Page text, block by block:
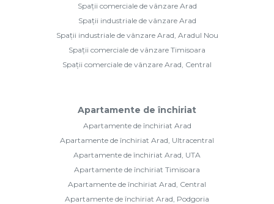
Spații comerciale de vânzare Arad
Spații industriale de vânzare Arad
Spații industriale de vânzare Arad, Aradul Nou
Spații comerciale de vânzare Timisoara
Spații comerciale de vânzare Arad, Central
Apartamente de închiriat
Apartamente de închiriat Arad
Apartamente de închiriat Arad, Ultracentral
Apartamente de închiriat Arad, UTA
Apartamente de închiriat Timisoara
Apartamente de închiriat Arad, Central
Apartamente de închiriat Arad, Podgoria